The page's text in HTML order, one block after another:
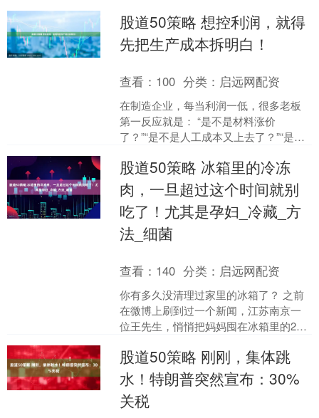
承重梁钢筋被切断后，....
股道50策略 想控利润，就得
先把生产成本拆明白！
查看： 100 分类： 启远网配资
在制造企业，每当利润一低，很多老板
第一反应就是： “是不是材料涨价
了？”“是不是人工成本又上去了？”“是不
句 —— “那咱....
股道50策略 冰箱里的冷冻
肉，一旦超过这个时间就别
吃了！尤其是孕妇_冷藏_方
法_细菌
查看： 140 分类： 启远网配资
你有多久没清理过家里的冰箱了？ 之前
在微博上刷到过一个新闻，江苏南京一
位王先生，悄悄把妈妈囤在冰箱里的20
年半。 他说，知....
股道50策略 刚刚，集体跳
水！特朗普突然宣布：30%
关税